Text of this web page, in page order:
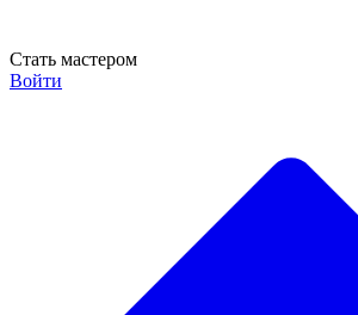
Стать мастером
Войти